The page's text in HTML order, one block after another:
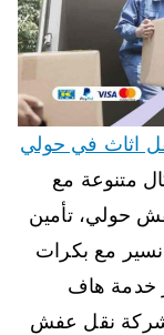
متنوعة مع
حولي، تأمين
مع بكرات
خدمة هاف
شركة نقل عفش